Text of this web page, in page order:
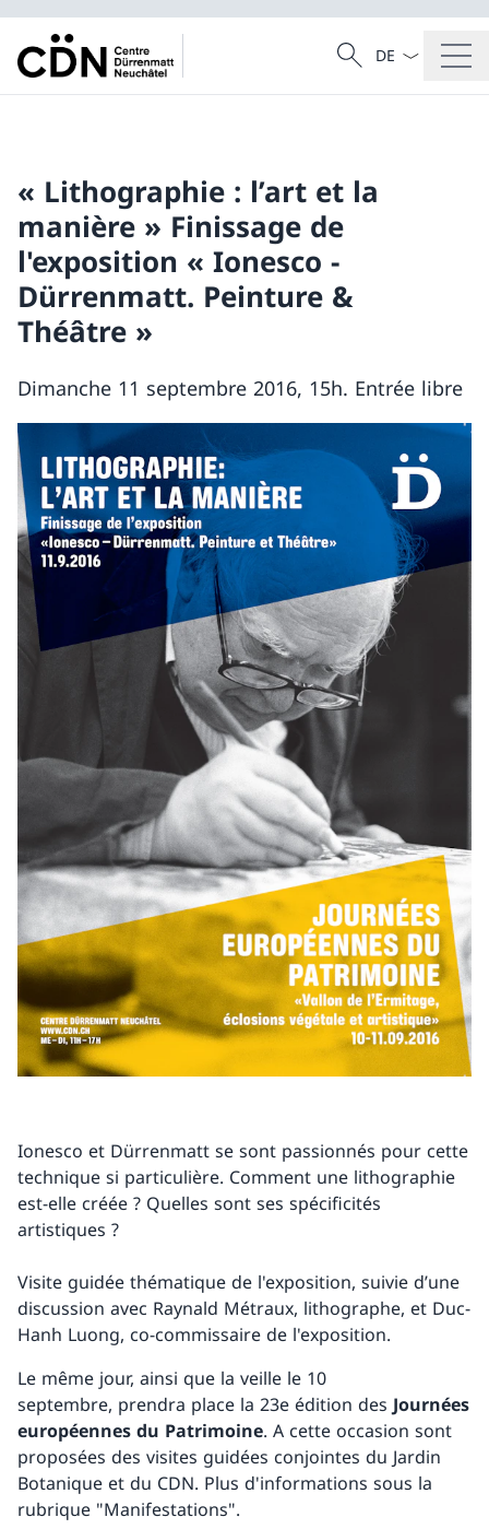
Recherche
Recherche
La langue
« Lithographie : l’art et la
manière » Finissage de
l'exposition « Ionesco -
Dürrenmatt. Peinture &
Théâtre »
Dimanche 11 septembre 2016, 15h. Entrée libre
Ionesco et Dürrenmatt se sont passionnés pour cette
technique si particulière. Comment une lithographie
est-elle créée ? Quelles sont ses spécificités
artistiques ?
Visite guidée thématique de l'exposition, suivie d’une
discussion avec Raynald Métraux, lithographe, et Duc-
Hanh Luong, co-commissaire de l'exposition.
Le même jour, ainsi que la veille le 10
septembre, prendra place la 23e édition des Journées
européennes du Patrimoine. A cette occasion sont
proposées des visites guidées conjointes du Jardin
Botanique et du CDN. Plus d'informations sous la
rubrique "Manifestations".